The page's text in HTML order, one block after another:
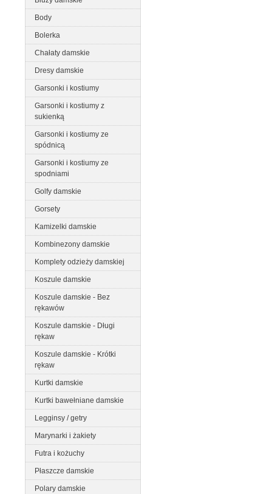
Body
Bolerka
Chałaty damskie
Dresy damskie
Garsonki i kostiumy
Garsonki i kostiumy z
sukienką
Garsonki i kostiumy ze
spódnicą
Garsonki i kostiumy ze
spodniami
Golfy damskie
Gorsety
Kamizelki damskie
Kombinezony damskie
Komplety odzieży damskiej
Koszule damskie
Koszule damskie - Bez
rękawów
Koszule damskie - Długi
rękaw
Koszule damskie - Krótki
rękaw
Kurtki damskie
Kurtki bawełniane damskie
Legginsy / getry
Marynarki i żakiety
Futra i kożuchy
Płaszcze damskie
Polary damskie